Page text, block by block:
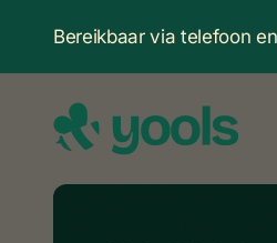
Bereikbaar via telefoon